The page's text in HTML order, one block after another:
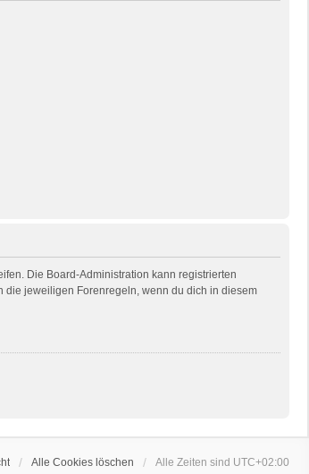
Die Board-Administration kann registrierten
die jeweiligen Forenregeln, wenn du dich in diesem
Alle Cookies löschen Alle Zeiten sind UTC+02:00